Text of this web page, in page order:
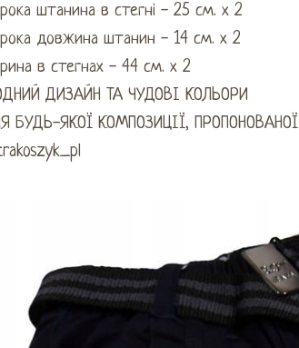
штанина в стегні - 25 см. х 2
довжина штанин - 14 см. х 2
в стегнах - 44 см. х 2
ДИЗАЙН ТА ЧУДОВІ КОЛЬОРИ
БУДЬ-ЯКОЇ КОМПОЗИЦІЇ, ПРОПОНОВАНОЇ